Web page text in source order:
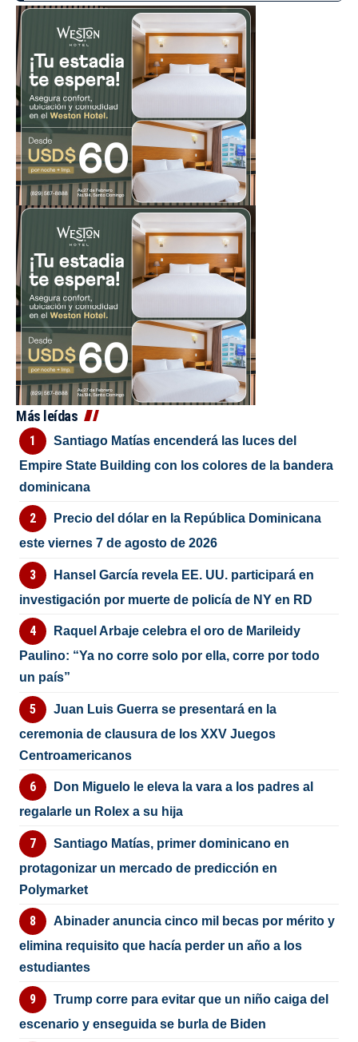
Más leídas
Santiago Matías encenderá las luces del
Empire State Building con los colores de la bandera
dominicana
Precio del dólar en la República Dominicana
este viernes 7 de agosto de 2026
Hansel García revela EE. UU. participará en
investigación por muerte de policía de NY en RD
Raquel Arbaje celebra el oro de Marileidy
Paulino: “Ya no corre solo por ella, corre por todo
un país”
Juan Luis Guerra se presentará en la
ceremonia de clausura de los XXV Juegos
Centroamericanos
Don Miguelo le eleva la vara a los padres al
regalarle un Rolex a su hija
Santiago Matías, primer dominicano en
protagonizar un mercado de predicción en
Polymarket
Abinader anuncia cinco mil becas por mérito y
elimina requisito que hacía perder un año a los
estudiantes
Trump corre para evitar que un niño caiga del
escenario y enseguida se burla de Biden